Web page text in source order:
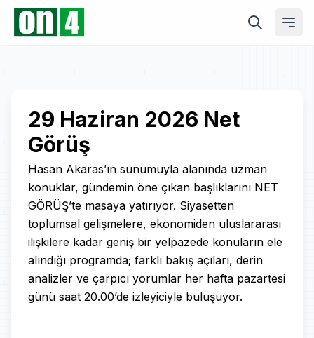
Play
Video
29 Haziran 2026 Net
Görüş
Hasan Akaras’ın sunumuyla alanında uzman
konuklar, gündemin öne çıkan başlıklarını NET
GÖRÜŞ’te masaya yatırıyor. Siyasetten
toplumsal gelişmelere, ekonomiden uluslararası
ilişkilere kadar geniş bir yelpazede konuların ele
alındığı programda; farklı bakış açıları, derin
analizler ve çarpıcı yorumlar her hafta pazartesi
günü saat 20.00’de izleyiciyle buluşuyor.